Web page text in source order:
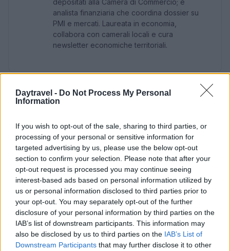
Daytravel - Do Not Process My Personal
Information
If you wish to opt-out of the sale, sharing to third parties, or
processing of your personal or sensitive information for
targeted advertising by us, please use the below opt-out
section to confirm your selection. Please note that after your
opt-out request is processed you may continue seeing
interest-based ads based on personal information utilized by
us or personal information disclosed to third parties prior to
your opt-out. You may separately opt-out of the further
disclosure of your personal information by third parties on the
IAB’s list of downstream participants. This information may
also be disclosed by us to third parties on the IAB’s List of
Downstream Participants that may further disclose it to other
depositati alla Camera di Commercio; è
analista finanziaria che coordina dossier su
PMI e mercati. Laureata in economia,
collabora con camerali locali e cura
newsletter economiche territoriali.